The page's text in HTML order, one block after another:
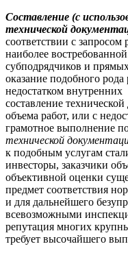
Составление (с
технической
соответствии с запросом
наиболее
субподрядчиков и
оказание подобного рода
недостатком
составление
объема работ, или с
грамотное выполнение
технической
к подобным услугам
инвесторы, заказчики
объективной оценки
предмет соответствия
и для дальнейшего
всевозможными
репутация многих
требует высочайшего